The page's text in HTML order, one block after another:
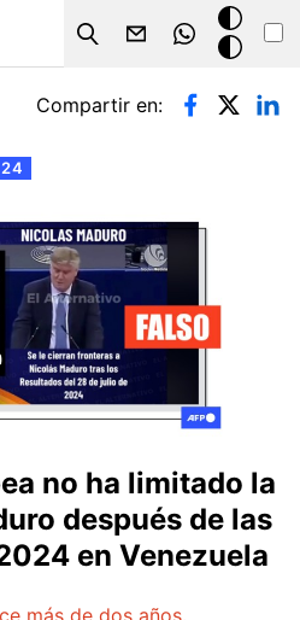
Search
Modo
oscuro
Compartir en:
no ha limitado la
después de las
en Venezuela
más de dos años.